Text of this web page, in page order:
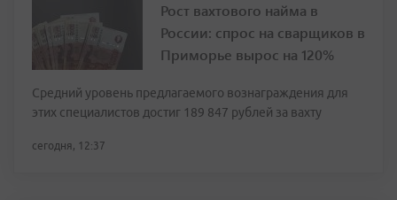
Рост вахтового найма в
России: спрос на сварщиков в
Приморье вырос на 120%
Средний уровень предлагаемого вознаграждения для
этих специалистов достиг 189 847 рублей за вахту
сегодня, 12:37